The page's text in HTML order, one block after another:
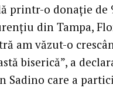
printr-o donație de
din Tampa,
am văzut-o
biserică”, a
Sadino care a